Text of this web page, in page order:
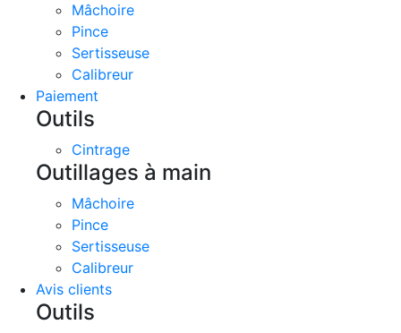
Mâchoire
Pince
Sertisseuse
Calibreur
Paiement
Outils
Cintrage
Outillages à main
Mâchoire
Pince
Sertisseuse
Calibreur
Avis clients
Outils